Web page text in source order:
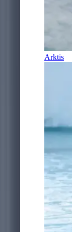
Arktis